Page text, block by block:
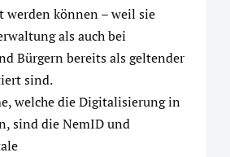
können – weil sie
als auch bei
Bürgern bereits als geltender
sind.
welche die Digitalisierung in
sind die NemID und